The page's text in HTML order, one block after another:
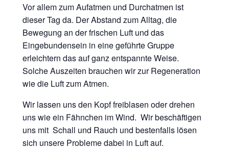
Vor allem zum Aufatmen und Durchatmen ist
dieser Tag da. Der Abstand zum Alltag, die
Bewegung an der frischen Luft und das
Eingebundensein in eine geführte Gruppe
erleichtern das auf ganz entspannte Weise.
Solche Auszeiten brauchen wir zur Regeneration
wie die Luft zum Atmen.
Wir lassen uns den Kopf freiblasen oder drehen
uns wie ein Fähnchen im Wind. Wir beschäftigen
uns mit Schall und Rauch und bestenfalls lösen
sich unsere Probleme dabei in Luft auf.